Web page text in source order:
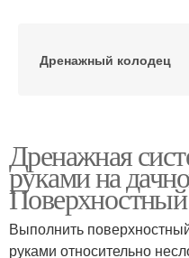
Дренажный колодец
Дренажная
руками на
Выполнить
руками относительно